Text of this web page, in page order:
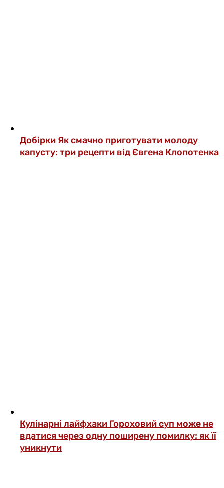
Добірки Як смачно приготувати молоду
капусту: три рецепти від Євгена Клопотенка
Кулінарні лайфхаки Гороховий суп може не
вдатися через одну поширену помилку: як її
уникнути